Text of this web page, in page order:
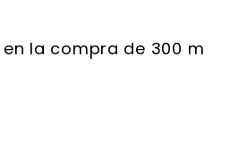
en la compra de 300 m